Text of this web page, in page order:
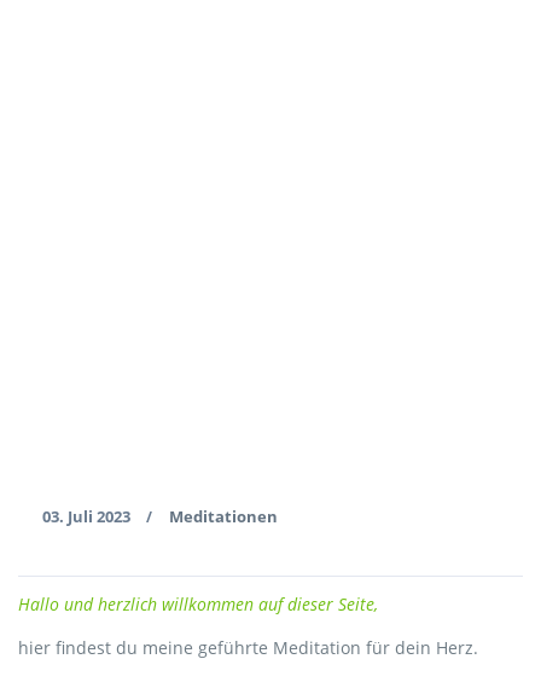
03. Juli 2023 / Meditationen
Hallo und herzlich willkommen auf dieser Seite,
hier findest du meine geführte Meditation für dein Herz.